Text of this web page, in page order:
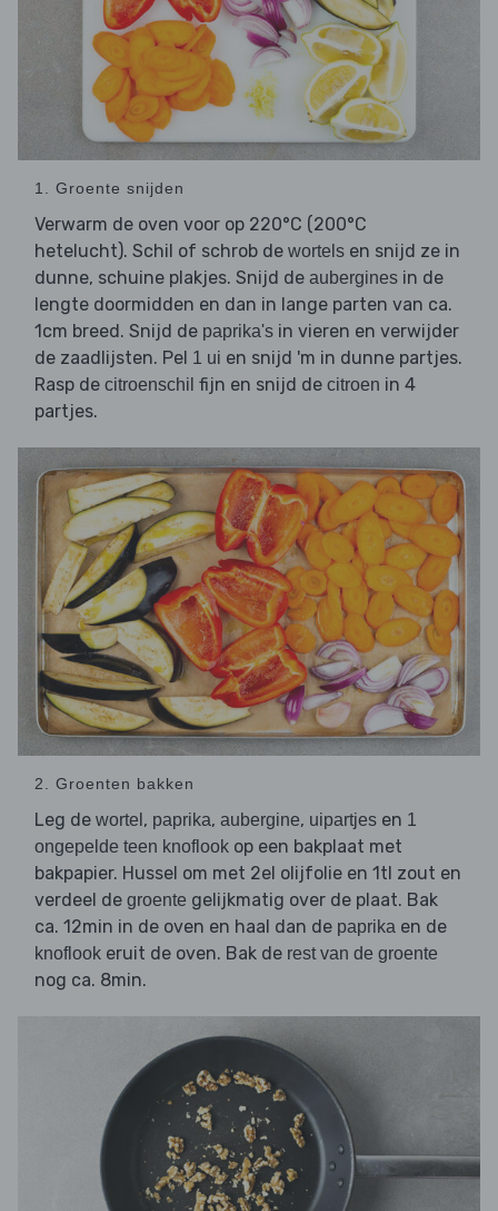
1. Groente snijden
Verwarm de oven voor op 220°C (200°C
hetelucht). Schil of schrob de wortels en snijd ze in
dunne, schuine plakjes. Snijd de aubergines in de
lengte doormidden en dan in lange parten van ca.
1cm breed. Snijd de paprika's in vieren en verwijder
de zaadlijsten. Pel 1 ui en snijd 'm in dunne partjes.
Rasp de citroenschil fijn en snijd de citroen in 4
partjes.
2. Groenten bakken
Leg de wortel , paprika, aubergine, uipartjes en 1
ongepelde teen knoflook op een bakplaat met
bakpapier. Hussel om met 2el olijfolie en 1tl zout en
verdeel de groente gelijkmatig over de plaat. Bak
ca. 12min in de oven en haal dan de paprika en de
knoflook eruit de oven. Bak de rest van de groente
nog ca. 8min.